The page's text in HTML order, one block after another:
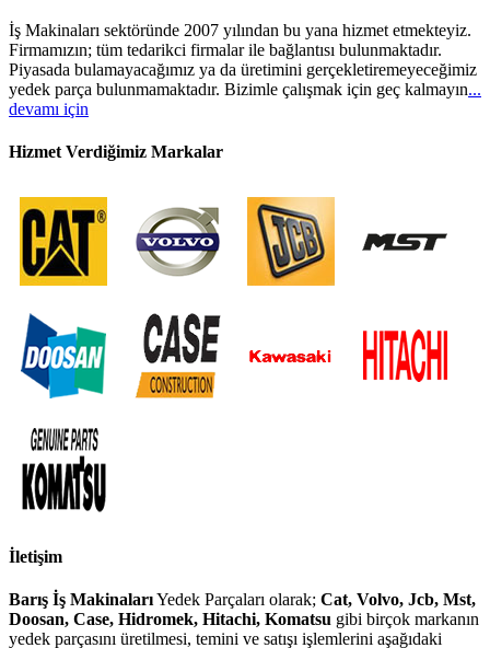
İş Makinaları sektöründe 2007 yılından bu yana hizmet etmekteyiz.
Firmamızın; tüm tedarikci firmalar ile bağlantısı bulunmaktadır.
Piyasada bulamayacağımız ya da üretimini gerçekletiremeyeceğimiz
yedek parça bulunmamaktadır. Bizimle çalışmak için geç kalmayın...
devamı için
Hizmet Verdiğimiz Markalar
İletişim
Barış İş MakinalarıYedek Parçaları olarak; Cat, Volvo, Jcb, Mst,
Doosan, Case, Hidromek, Hitachi, Komatsu gibi birçok markanın
yedek parçasını üretilmesi, temini ve satışı işlemlerini aşağıdaki